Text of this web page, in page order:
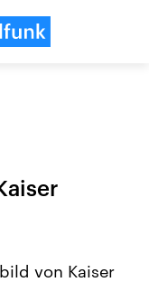
von Kaiser